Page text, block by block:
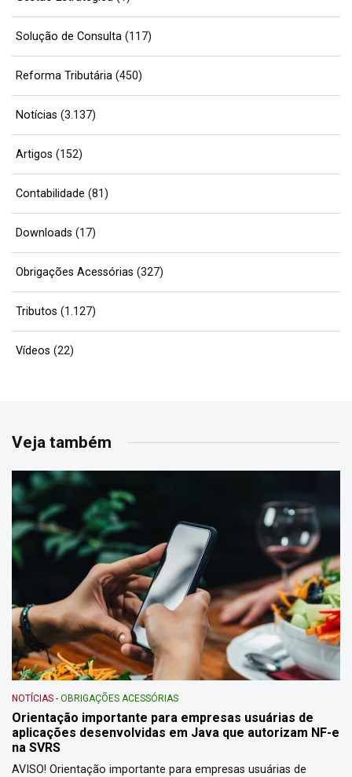
Solução de Consulta (117)
Reforma Tributária (450)
Notícias (3.137)
Artigos (152)
Contabilidade (81)
Downloads (17)
Obrigações Acessórias (327)
Tributos (1.127)
Vídeos (22)
Veja também
NOTÍCIAS - OBRIGAÇÕES ACESSÓRIAS
Orientação importante para empresas usuárias de
aplicações desenvolvidas em Java que autorizam NF-e
na SVRS
AVISO! Orientação importante para empresas usuárias de